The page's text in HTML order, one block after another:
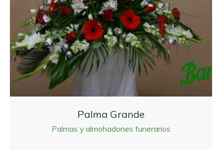
Palma Grande
Palmas y almohadones funerarios